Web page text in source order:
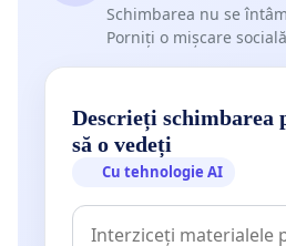
Schimbarea nu se
Porniți o mișcare
Descrieți schimbarea
să o vedeți
Cu tehnologie AI